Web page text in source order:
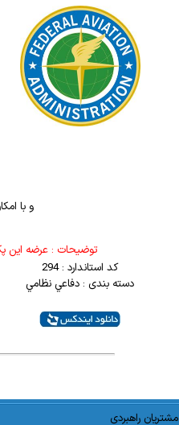
و با
توضيحات : عرضه اين
کد استاندارد : 294
دسته بندی : دفاعي نظامي
مشتریان راهبردی